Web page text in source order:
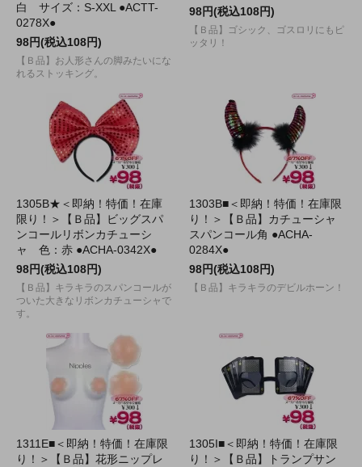
白 サイズ：S-XXL ●ACTT-
0278X●
98円(税込108円)
【Ｂ品】お人形さんの脚みたいにな
れるストッキング。
98円(税込108円)
【Ｂ品】ゴシック、ゴスロリにもピ
ッタリ！
1305B★＜即納！特価！在庫
限り！＞【Ｂ品】ビッグスパ
ンコールリボンカチューシ
ャ 色：赤 ●ACHA-0342X●
98円(税込108円)
【Ｂ品】キラキラのスパンコールが
ついた大きなリボンカチューシャで
す。
1303B■＜即納！特価！在庫限
り！＞【Ｂ品】カチューシャ
スパンコール角 ●ACHA-
0284X●
98円(税込108円)
【Ｂ品】キラキラのデビルホーン！
1311E■＜即納！特価！在庫限
り！＞【Ｂ品】花形ニップレ
1305I■＜即納！特価！在庫限
り！＞【Ｂ品】トランプサン